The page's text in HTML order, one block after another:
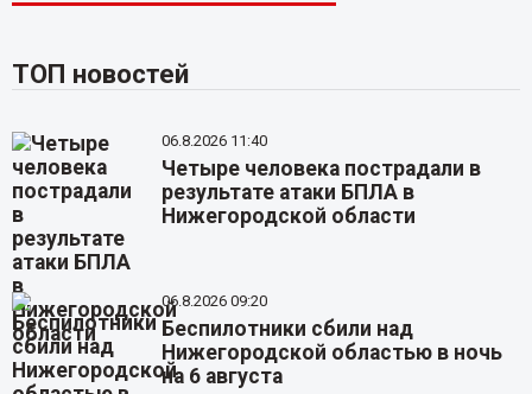
ТОП новостей
06.8.2026 11:40
Четыре человека пострадали в
результате атаки БПЛА в
Нижегородской области
06.8.2026 09:20
Беспилотники сбили над
Нижегородской областью в ночь
на 6 августа